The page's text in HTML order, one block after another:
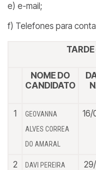
e) e-mail;
f) Telefones para
TARDE
NOME DO
CANDIDATO
1
GEOVANNA
ALVES CORREA
DO AMARAL
16/
2
DAVI PEREIRA